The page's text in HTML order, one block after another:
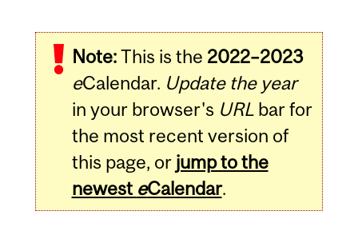
Note:This is the 2022–2023
eCalendar. Update the year
in your browser's URLbar for
the most recent version of
this page, or jump to the
newest eCalendar.